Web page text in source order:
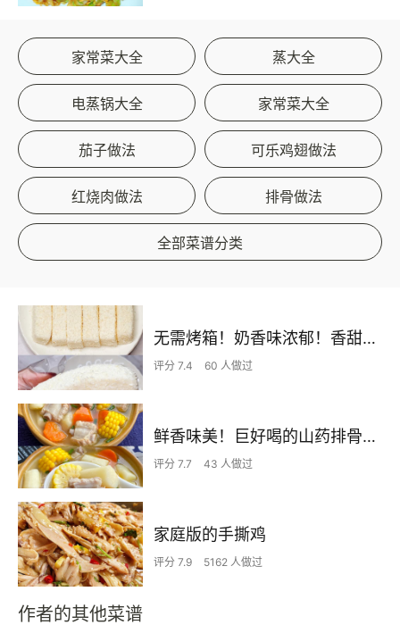
家常菜大全 蒸大全
电蒸锅大全 家常菜大全
茄子做法 可乐鸡翅做法
红烧肉做法 排骨做法
全部菜谱分类
无需烤箱！奶香味浓郁！香甜嫩滑的椰蓉奶糕
评分 7.4 60 人做过
鲜香味美！巨好喝的山药排骨汤！！
评分 7.7 43 人做过
家庭版的手撕鸡
评分 7.9 5162 人做过
作者的其他菜谱